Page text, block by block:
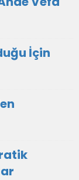
İçin